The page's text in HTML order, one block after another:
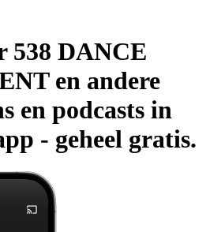
538 DANCE
en andere
en podcasts in
- geheel gratis.